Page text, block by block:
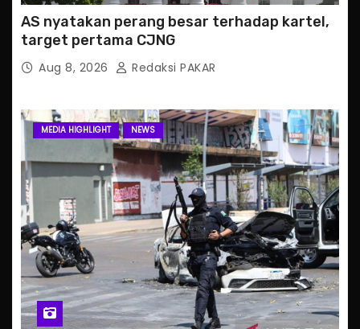
AS nyatakan perang besar terhadap kartel,
target pertama CJNG
Aug 8, 2026 Redaksi PAKAR
MEDIA HIGHLIGHT NEWS